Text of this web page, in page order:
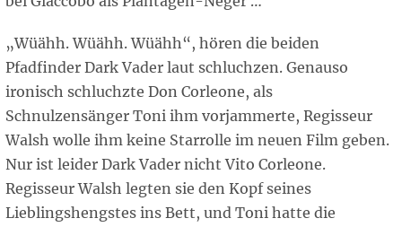
„Wüähh. Wüähh. Wüähh“, hören die beiden
Pfadfinder Dark Vader laut schluchzen. Genauso
ironisch schluchzte Don Corleone, als
Schnulzensänger Toni ihm vorjammerte, Regisseur
Walsh wolle ihm keine Starrolle im neuen Film geben.
Nur ist leider Dark Vader nicht Vito Corleone.
Regisseur Walsh legten sie den Kopf seines
Lieblingshengstes ins Bett, und Toni hatte die